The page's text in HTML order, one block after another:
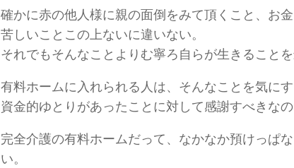
確かに赤の他人様に親の面倒をみて頂くこと、お
苦しいことこの上ないに違いない。
それでもそんなことよりむ寧ろ自らが生きること
有料ホームに入れられる人は、そんなことを気に
資金的ゆとりがあったことに対して感謝すべきなの
完全介護の有料ホームだって、なかなか預けっぱ
い。